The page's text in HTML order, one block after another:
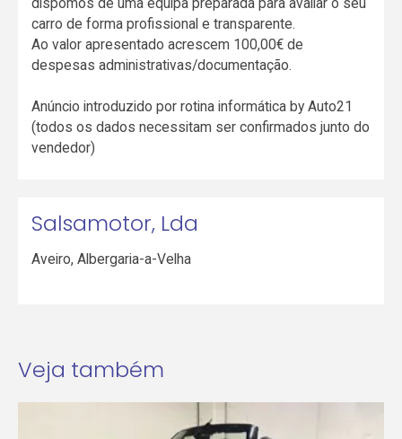
dispomos de uma equipa preparada para avaliar o seu
carro de forma profissional e transparente.
Ao valor apresentado acrescem 100,00€ de
despesas administrativas/documentação.
Anúncio introduzido por rotina informática by Auto21
(todos os dados necessitam ser confirmados junto do
vendedor)
Salsamotor, Lda
Aveiro,Albergaria-a-Velha
Veja também